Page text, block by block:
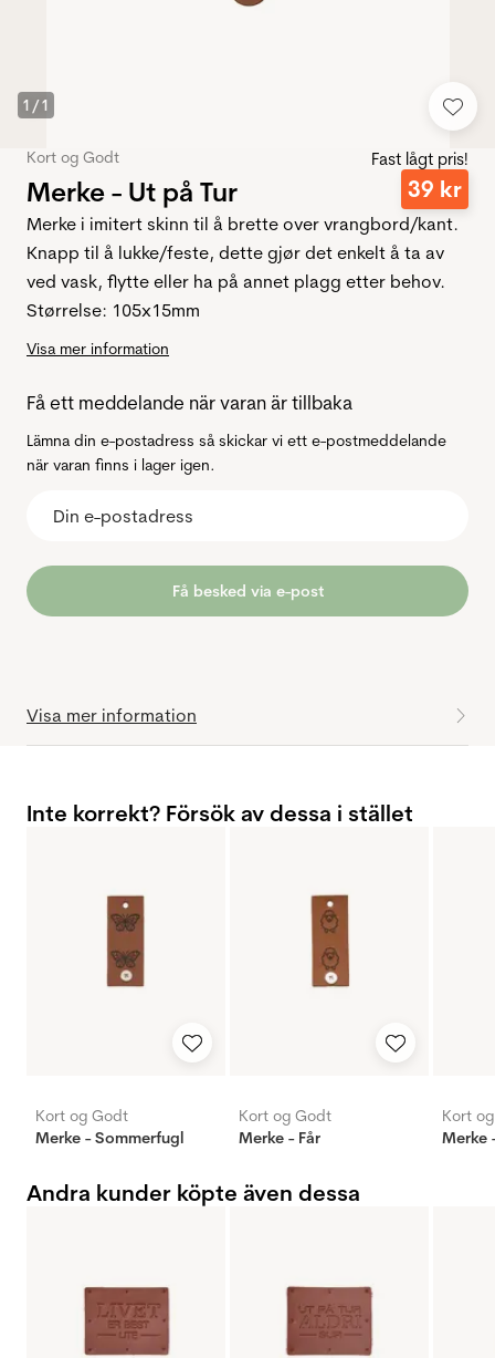
1 /1
Kort og Godt
Merke - Ut på Tur
Fast lågt pris!
39 kr
Merke i imitert skinn til å brette over vrangbord/kant.
Knapp til å lukke/feste, dette gjør det enkelt å ta av
ved vask, flytte eller ha på annet plagg etter behov.
Størrelse: 105x15mm
Visa mer information
Få ett meddelande när varan är tillbaka
Lämna din e-postadress så skickar vi ett e-postmeddelande
när varan finns i lager igen.
Få besked via e-post
Visa mer information
Inte korrekt? Försök av dessa i stället
Kort og Godt
Merke - Sommerfugl
Kort og Godt
Merke - Får
Kort
Merke
Andra kunder köpte även dessa